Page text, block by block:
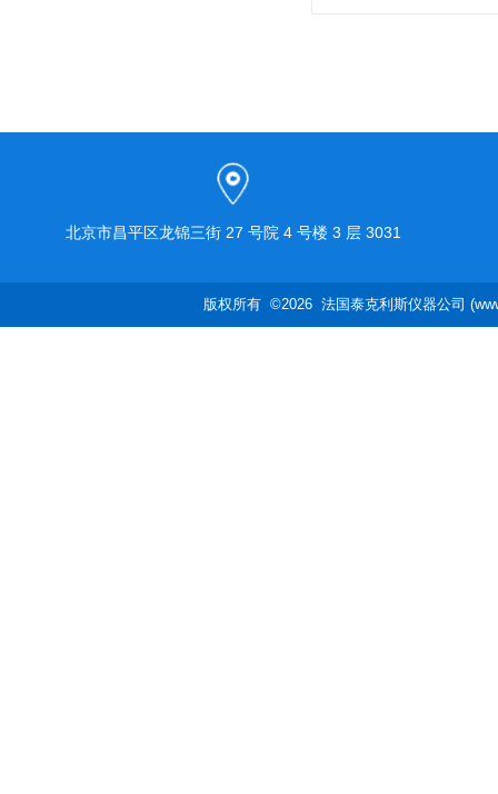
北京市昌平区龙锦三街 27 号院 4 号楼 3 层 3031
版权所有 ©2026 法国泰克利斯仪器公司